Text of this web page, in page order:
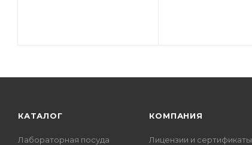
КАТАЛОГ
Лабораторная посуда
КОМПАНИЯ
Лицензии и сертификаты